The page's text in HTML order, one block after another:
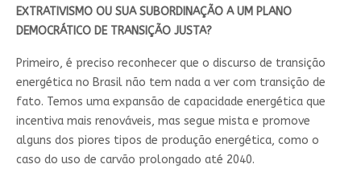
EXTRATIVISMO OU SUA SUBORDINAÇÃO A UM PLANO
DEMOCRÁTICO DE TRANSIÇÃO JUSTA?
Primeiro, é preciso reconhecer que o discurso de transição
energética no Brasil não tem nada a ver com transição de
fato. Temos uma expansão de capacidade energética que
incentiva mais renováveis, mas segue mista e promove
alguns dos piores tipos de produção energética, como o
caso do uso de carvão prolongado até 2040.